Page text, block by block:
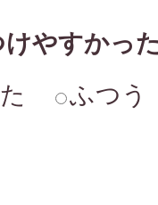
やすかっ
ふつう